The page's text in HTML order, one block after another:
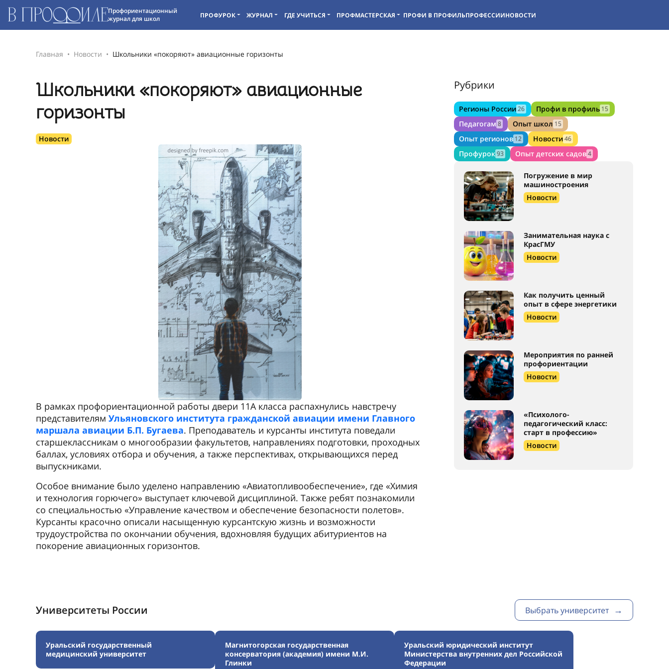
Профориентационный
журнал для школ
ПРОФУРОК ЖУРНАЛ ГДЕ УЧИТЬСЯ ПРОФМАСТЕРСКАЯ ПРОФИ В ПРОФИЛЬПРОФЕССИИНОВОСТИ
Главная Новости Школьники «покоряют» авиационные горизонты
Школьники «покоряют» авиационные
горизонты
Новости
В рамках профориентационной работы двери 11А класса распахнулись навстречу
представителям Ульяновского института гражданской авиации имени Главного
маршала авиации Б.П. Бугаева. Преподаватель и курсанты института поведали
старшеклассникам о многообразии факультетов, направлениях подготовки, проходных
баллах, условиях отбора и обучения, а также перспективах, открывающихся перед
выпускниками.
Особое внимание было уделено направлению «Авиатопливообеспечение», где «Химия
и технология горючего» выступает ключевой дисциплиной. Также ребят познакомили
со специальностью «Управление качеством и обеспечение безопасности полетов».
Курсанты красочно описали насыщенную курсантскую жизнь и возможности
трудоустройства по окончании обучения, вдохновляя будущих абитуриентов на
покорение авиационных горизонтов.
Рубрики
Регионы России26 Профи в профиль 15
Педагогам 8 Опыт школ 15
Опыт регионов 12 Новости46
Профурок93 Опыт детских садов4
Погружение в мир
машиностроения
Новости
Занимательная наука с
КрасГМУ
Новости
Как получить ценный
опыт в сфере энергетики
Новости
Мероприятия по ранней
профориентации
Новости
«Психолого-
педагогический класс:
старт в профессию»
Новости
Университеты России Выбрать университет
Уральский государственный
медицинский университет
Магнитогорская государственная
консерватория (академия) имени М.И.
Глинки
Уральский юридический институт
Министерства внутренних дел Российской
Федерации